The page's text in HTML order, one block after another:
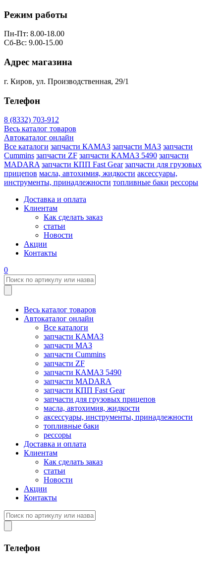
Режим работы
Пн-Пт: 8.00-18.00
Сб-Вс: 9.00-15.00
Адрес магазина
г. Киров, ул. Производственная, 29/1
Телефон
8 (8332) 703-912
Весь каталог товаров
Автокаталог онлайн
Все каталоги запчасти КАМАЗ запчасти МАЗ запчасти
Cummins запчасти ZF запчасти КАМАЗ 5490 запчасти
MADARA запчасти КПП Fast Gear запчасти для грузовых
прицепов масла, автохимия, жидкости аксессуары,
инструменты, принадлежности топливные баки рессоры
Доставка и оплата
Клиентам
Как сделать заказ
статьи
Новости
Акции
Контакты
0
Весь каталог товаров
Автокаталог онлайн
Все каталоги
запчасти КАМАЗ
запчасти МАЗ
запчасти Cummins
запчасти ZF
запчасти КАМАЗ 5490
запчасти MADARA
запчасти КПП Fast Gear
запчасти для грузовых прицепов
масла, автохимия, жидкости
аксессуары, инструменты, принадлежности
топливные баки
рессоры
Доставка и оплата
Клиентам
Как сделать заказ
статьи
Новости
Акции
Контакты
Телефон